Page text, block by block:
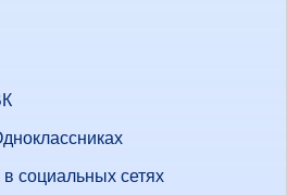
социальных сетях